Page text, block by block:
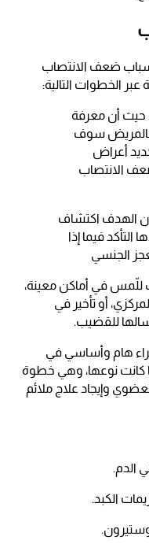
ضعف الانتصاب
الخطوات التالية:
حيث أن معرفة
بالمريض سوف
أعراض
الانتصاب
الهدف اكتشاف
فيما إذا
الجنسي
في أماكن معينة،
أو تأخير في
للقضيب.
هام وأساسي في
نوعها، وهي خطوة
وإيجاد علاج ملائم
الدم.
الكبد.